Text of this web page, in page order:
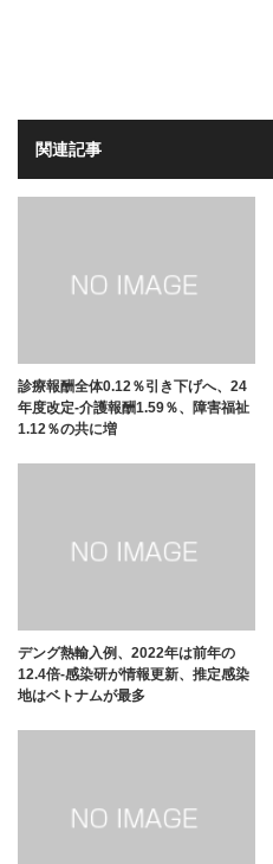
関連記事
診療報酬全体0.12％引き下げへ、24
年度改定-介護報酬1.59％、障害福祉
1.12％の共に増
デング熱輸入例、2022年は前年の
12.4倍-感染研が情報更新、推定感染
地はベトナムが最多